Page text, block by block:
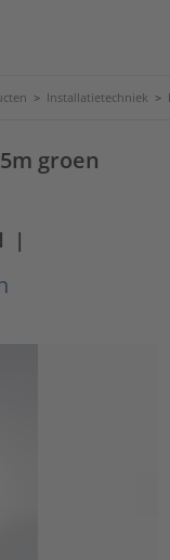
> Installatietechniek >
groen
|